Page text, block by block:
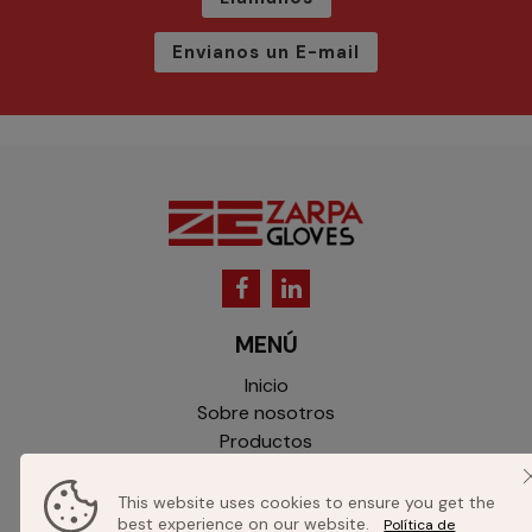
This website uses cookies to ensure you get the
best experience on our website.
Política de
Envianos un E-mail
MENÚ
Inicio
Sobre nosotros
Productos
Contacto